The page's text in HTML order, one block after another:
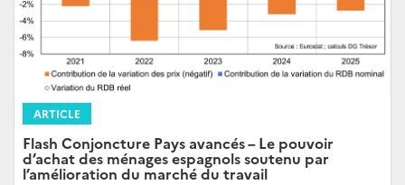
ARTICLE
Flash Conjoncture Pays avancés – Le pouvoir
d’achat des ménages espagnols soutenu par
l’amélioration du marché du travail